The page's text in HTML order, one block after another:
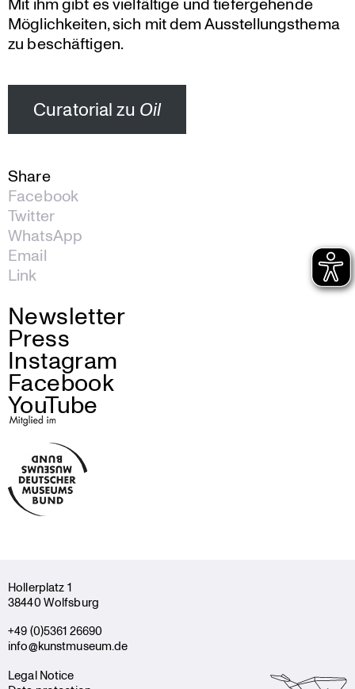
Möglich­keiten, sich mit dem Ausstel­lungs­thema
zu beschäftigen.
Curato­rial zu Oil
Share
Facebook
Twitter
WhatsApp
Email
Link
Newsletter
Press
Instagram
Facebook
YouTube
Holler­platz 1
38440 Wolfsburg
+49 (0)5361 26690
info@kunstmuseum.de
Legal Notice